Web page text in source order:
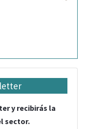
y recibirás la
sector.